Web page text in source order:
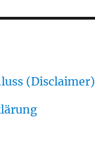
(Disclaimer)